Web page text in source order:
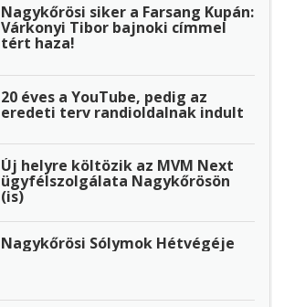
Nagykőrösi siker a Farsang Kupán:
Várkonyi Tibor bajnoki címmel
tért haza!
20 éves a YouTube, pedig az
eredeti terv randioldalnak indult
Új helyre költözik az MVM Next
ügyfélszolgálata Nagykőrösön
(is)
Nagykőrösi Sólymok Hétvégéje